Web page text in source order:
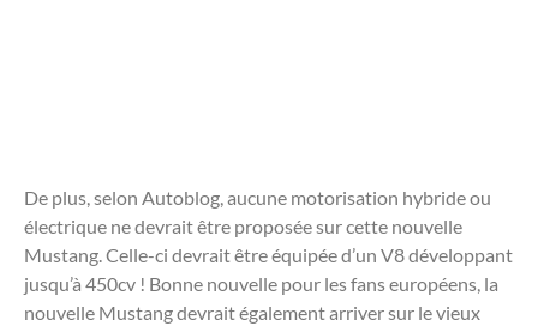
De plus, selon Autoblog, aucune motorisation hybride ou
électrique ne devrait être proposée sur cette nouvelle
Mustang. Celle-ci devrait être équipée d’un V8 développant
jusqu’à 450cv ! Bonne nouvelle pour les fans européens, la
nouvelle Mustang devrait également arriver sur le vieux